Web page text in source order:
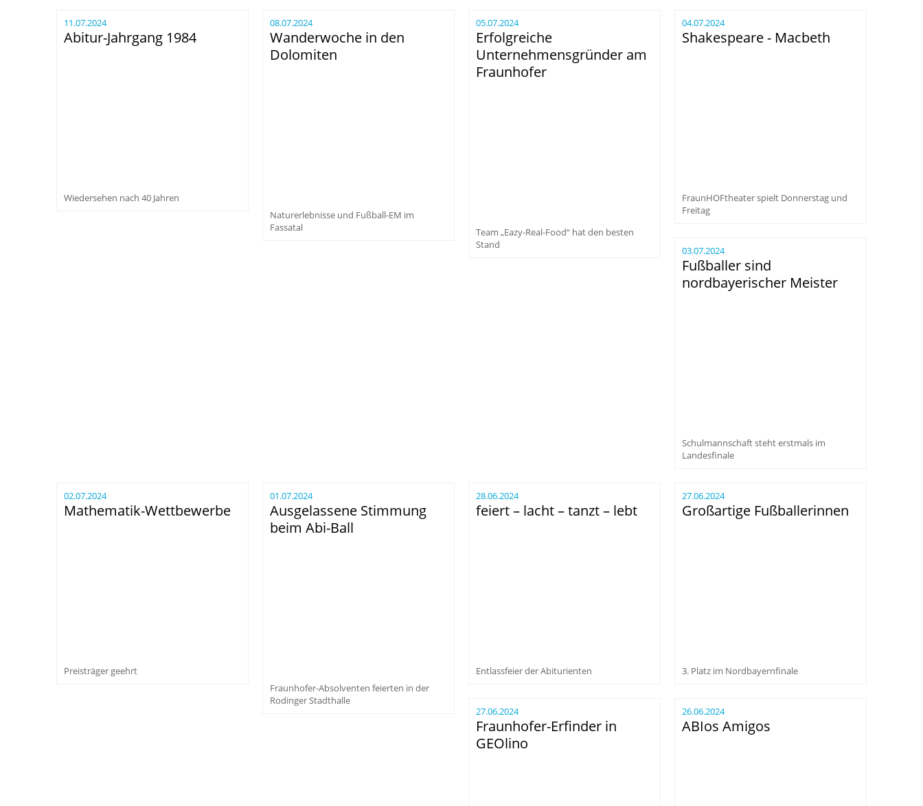
11.07.2024
Abitur-Jahrgang 1984
Wiedersehen nach 40 Jahren
08.07.2024
Wanderwoche in den
Dolomiten
Naturerlebnisse und Fußball-EM im
Fassatal
05.07.2024
Erfolgreiche
Unternehmensgründer am
Fraunhofer
Team „Eazy-Real-Food“ hat den besten
Stand
04.07.2024
Shakespeare - Macbeth
FraunHOFtheater spielt Donnerstag und
Freitag
03.07.2024
Fußballer sind
nordbayerischer Meister
Schulmannschaft steht erstmals im
Landesfinale
02.07.2024
Mathematik-Wettbewerbe
Preisträger geehrt
01.07.2024
Ausgelassene Stimmung
beim Abi-Ball
Fraunhofer-Absolventen feierten in der
Rodinger Stadthalle
28.06.2024
feiert – lacht – tanzt – lebt
Entlassfeier der Abiturienten
27.06.2024
Großartige Fußballerinnen
3. Platz im Nordbayernfinale
27.06.2024
Fraunhofer-Erfinder in
GEOlino
26.06.2024
ABIos Amigos